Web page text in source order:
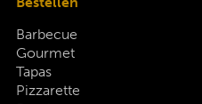
Barbecue
Gourmet
Tapas
Pizzarette